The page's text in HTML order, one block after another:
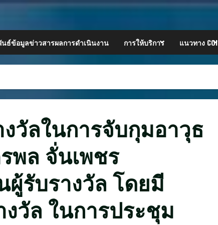
ธ์ข้อมูลข่าวสารผลการดำเนินงาน การให้บริการ แนวทาง COI
วัลในการจับกุมอาวุธ
พล จั่นเพชร
รับรางวัล โดยมี
วัล ในการประชุม